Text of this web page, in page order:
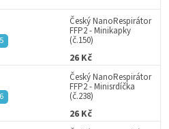
Český NanoRespirátor
FFP2 - Minikapky
(č.150)
26 Kč
Český NanoRespirátor
FFP2 - Minisrdíčka
(č.238)
26 Kč